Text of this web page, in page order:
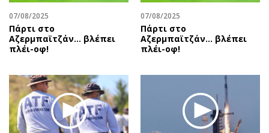
07/08/2025
Πάρτι στο
Αζερμπαϊτζάν… βλέπει
πλέι-οφ!
07/08/2025
Πάρτι στο
Αζερμπαϊτζάν… βλέπει
πλέι-οφ!